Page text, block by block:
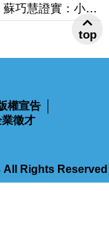
」Q2獲利創高、
巧慧證實：小英
top